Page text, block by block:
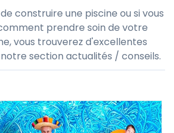
construire une piscine ou si vous
prendre soin de votre
vous trouverez d'excellentes
section actualités / conseils.